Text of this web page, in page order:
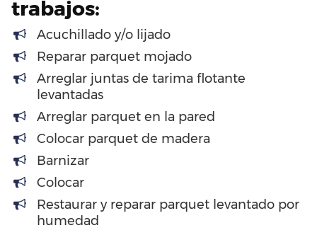
trabajos:
Acuchillado y/o lijado
Reparar parquet mojado
Arreglar juntas de tarima flotante
levantadas
Arreglar parquet en la pared
Colocar parquet de madera
Barnizar
Colocar
Restaurar y reparar parquet levantado por
humedad